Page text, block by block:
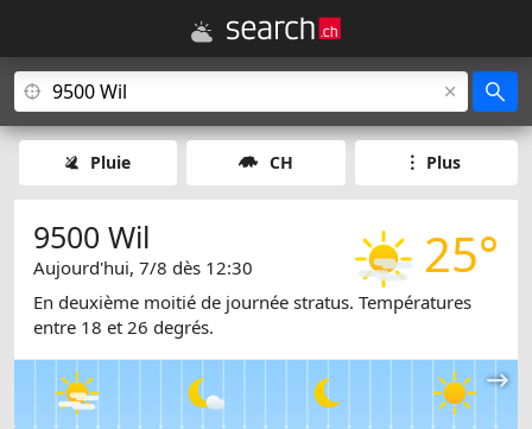
Pluie CH Plus
25°
9500 Wil
Aujourd'hui, 7/8 dès 12:30
En deuxième moitié de journée stratus. Températures
entre 18 et 26 degrés.